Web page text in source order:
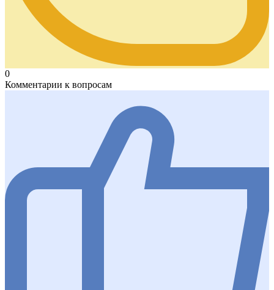
0
Комментарии к вопросам